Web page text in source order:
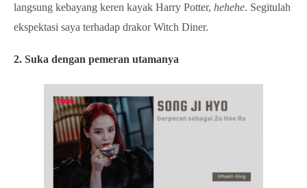
langsung kebayang keren kayak Harry Potter, hehehe. Segitulah
ekspektasi saya terhadap drakor Witch Diner.
2. Suka dengan pemeran utamanya